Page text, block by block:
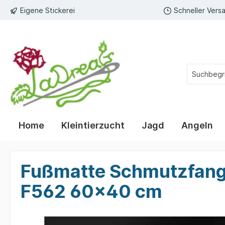
Eigene Stickerei Schneller
Home Kleintierzucht Jagd Angeln
Zur Kategorie Jagd
Berufe mit eigenem Text
individuelle Texte
Fußmatte
F562 60x40 cm